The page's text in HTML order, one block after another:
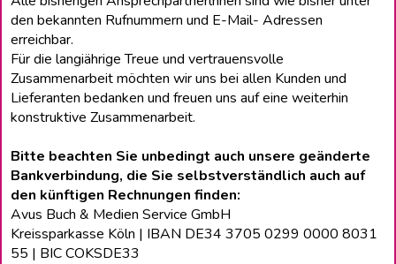
den bekannten Rufnummern und E-Mail- Adressen
erreichbar.
Für die langiährige Treue und vertrauensvolle
Zusammenarbeit möchten wir uns bei allen Kunden und
Lieferanten bedanken und freuen uns auf eine weiterhin
konstruktive Zusammenarbeit.
Bitte beachten Sie unbedingt auch unsere geänderte
Bankverbindung, die Sie selbstverständlich auch auf
den künftigen Rechnungen finden:
Avus Buch & Medien Service GmbH
Kreissparkasse Köln | IBAN DE34 3705 0299 0000 8031
55 | BIC COKSDE33